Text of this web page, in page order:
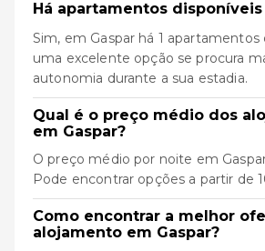
Há apartamentos disponíveis
Sim, em Gaspar há 1 apartamentos
uma excelente opção se procura
autonomia durante a sua estadia.
Qual é o preço médio dos
em Gaspar?
O preço médio por noite em
Pode encontrar opções a partir de
Como encontrar a melhor
alojamento em Gaspar?